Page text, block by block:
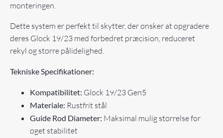
monteringen.
Dette system er perfekt til skytter, der ønsker at opgradere
deres Glock 19/23 med forbedret præcision, reduceret
rekyl og større pålidelighed.
Tekniske Specifikationer:
Kompatibilitet: Glock 19/23 Gen5
Materiale: Rustfrit stål
Guide Rod Diameter: Maksimal mulig størrelse for
øget stabilitet